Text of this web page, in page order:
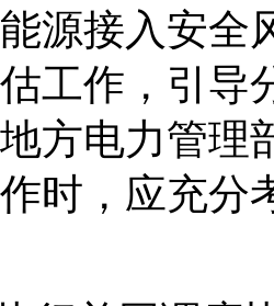
源接入安全
工作，引导
方电力管理
时，应充分